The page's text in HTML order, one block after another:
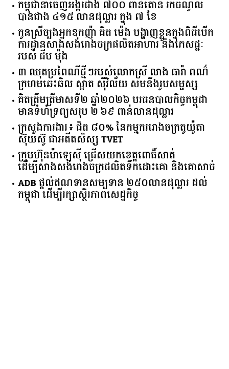
កម្ពុជានាំចេញអង្ករជាង ៧០០ ពាន់តោន រកចំណូល
បានជាង ៤១៥ លានដុល្លារ ក្នុង ៧ ខែ
កូនស្រីច្បងអ្នកឧកញ៉ា គិត ម៉េង បង្ហាញខ្លួនក្នុងពិធីបើក
ការដ្ឋានសាងសង់រោងចក្រផលិតអាហារ និងភេសជ្ជៈ
របស់ ជីប ម៉ុង
៣ ឈុតប្រពៃណីថ្មីៗរបស់លោកស្រី លាង ធារ៉ា ពណ៌
ក្រហមឆេះឆិល ស្អាត ​ស៊ីវិល័យ សមនឹងរូបសម្ផស្ស
គិត​ត្រឹមត្រីមាស​ទី​២​ ​ឆ្នាំ​២០២៦​ បរធន​បាលកិច្ច​កម្ពុជា​ ​
មាន​ទំហំ​ទ្រព្យ​សរុប​ ​២.៦៩​ ​ពាន់លាន​ដុល្លារ​
ក្រសួង​ការងារ​៖ ​ជិត​ ​៨០​% ​នៃ​កម្មករ​រោងចក្រ​តូយ៉ូតា ​
ស៊ុយ​ស៊ូ ​ជា​អតីត​សិស្ស​ ​TVET​
ក្រុមហ៊ុន​ម៉ាឡេស៊ី ជ្រើសយកខេត្ដពោធិ៍សាត់
ដើម្បីសាងសង់រោងចក្រផលិតទឹកដោះគោ និងគោសាច់
ADB ផ្តល់ឥណទានសម្បទាន ២៥០លានដុល្លារ ដល់
កម្ពុជា ដើម្បីរក្សាស្ថិរភាពសេដ្ឋកិច្ច